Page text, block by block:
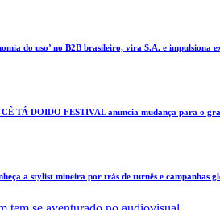
do uso’ no B2B brasileiro, vira S.A. e impulsiona
CÊ TÁ DOIDO FESTIVAL anuncia mudança para o
a stylist mineira por trás de turnês e campanhas